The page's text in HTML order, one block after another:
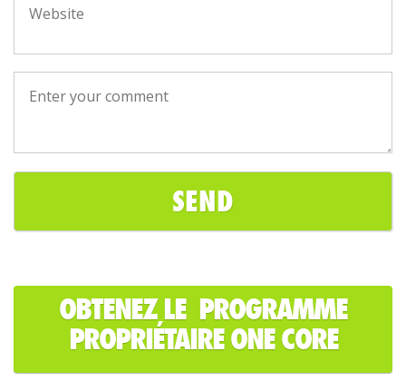
OBTENEZ LE PROGRAMME
PROPRIÉTAIRE ONE CORE